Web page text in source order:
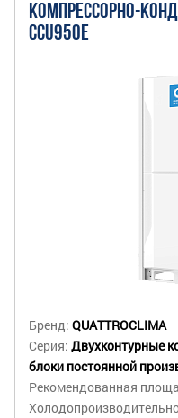
КОМПРЕССОРНО-
CCU950E
Бренд: QUATTROCLIMA
Серия: Двухконтурные
блоки постоянной
Рекомендованная